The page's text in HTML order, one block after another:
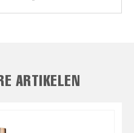
ARTIKELEN